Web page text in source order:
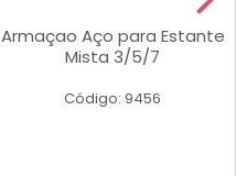
Armaçao Aço para Estante
Mista 3/5/7
Código: 9456